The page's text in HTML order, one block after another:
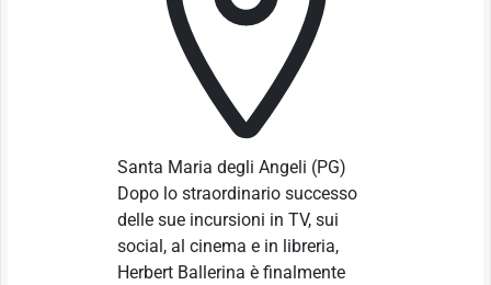
Santa Maria degli Angeli (PG)
Dopo lo straordinario successo
delle sue incursioni in TV, sui
social, al cinema e in libreria,
Herbert Ballerina è finalmente